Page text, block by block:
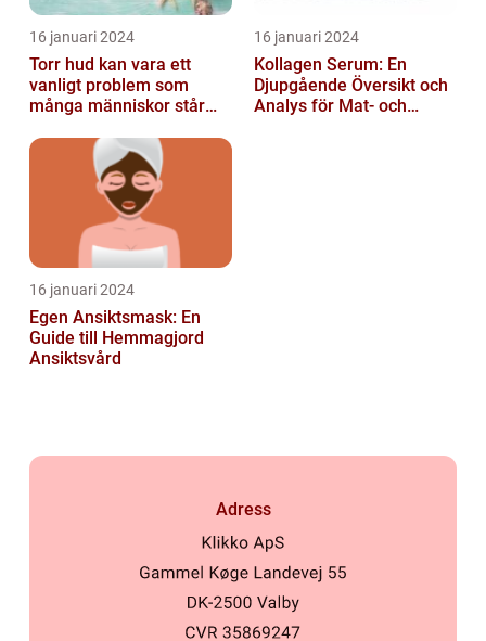
16 januari 2024
Torr hud kan vara ett
vanligt problem som
många människor står
16 januari 2024
Kollagen Serum: En
Djupgående Översikt och
Analys för Mat- och
16 januari 2024
Egen Ansiktsmask: En
Guide till Hemmagjord
Ansiktsvård
Adress